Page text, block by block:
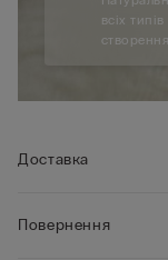
всіх
Доставка
Повернення